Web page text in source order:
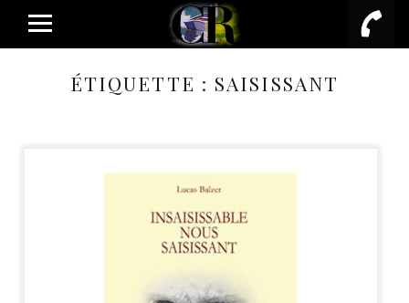
PRIMARY MENU
ÉTIQUETTE : SAISISSANT